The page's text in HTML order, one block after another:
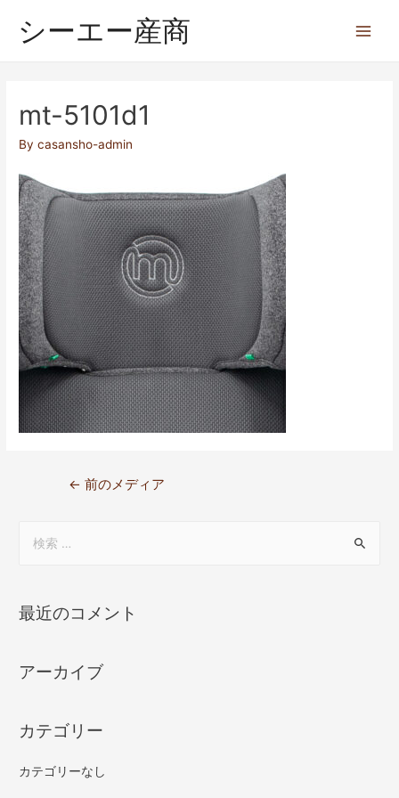
シーエー産商
mt-5101d1
Bycasansho-admin
← 前のメディア
最近のコメント
アーカイブ
カテゴリー
カテゴリーなし